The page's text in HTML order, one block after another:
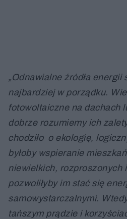
„Odnawialne źródła energii
najbardziej w porządku.
fotowoltaiczne na dachach
dobrze rozumiemy ich
chodziło o ekologię,
byłoby wspieranie
niewielkich, rozproszonych
pozwoliłyby im stać się
samowystarczalnymi.
tańszym prądzie i